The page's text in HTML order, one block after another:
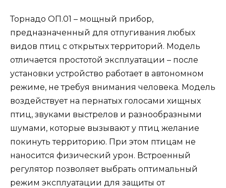
Торнадо ОП.01 – мощный прибор,
предназначенный для отпугивания любых
видов птиц с открытых территорий. Модель
отличается простотой эксплуатации – после
установки устройство работает в автономном
режиме, не требуя внимания человека. Модель
воздействует на пернатых голосами хищных
птиц, звуками выстрелов и разнообразными
шумами, которые вызывают у птиц желание
покинуть территорию. При этом птицам не
наносится физический урон. Встроенный
регулятор позволяет выбрать оптимальный
режим эксплуатации для защиты от